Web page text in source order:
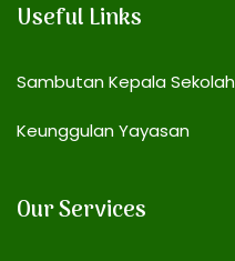
Useful Links
Sambutan Kepala Sekolah
Keunggulan Yayasan
Our Services